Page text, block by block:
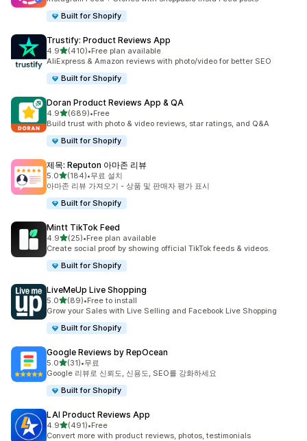
Built for Shopify
Trustify: Product Reviews App
4.9별 5개 중
(410)
총 리뷰 410개
•Free plan available
AliExpress & Amazon reviews with photo/video for better SEO
Built for Shopify
Doran Product Reviews App & QA
4.9별 5개 중
(689)
총 리뷰 689개
•Free
Build trust with photo & video reviews, star ratings, and Q&A
Built for Shopify
제목: Reputon 아마존 리뷰
5.0별 5개 중
(184)
총 리뷰 184개
•무료 설치
아마존 리뷰 가져오기 - 상품 및 판매자 평가 표시
Built for Shopify
Mintt TikTok Feed
4.9별 5개 중
(25)
총 리뷰 25개
•Free plan available
Create social proof by showing official TikTok feeds & videos.
Built for Shopify
LiveMeUp Live Shopping
5.0별 5개 중
(89)
총 리뷰 89개
•Free to install
Grow your Sales with Live Selling and Facebook Live Shopping
Built for Shopify
Google Reviews by RepOcean
5.0별 5개 중
(31)
총 리뷰 31개
•무료
Google 리뷰로 신뢰도, 신용도, SEO를 강화하세요
Built for Shopify
LAI Product Reviews App
4.9별 5개 중
(491)
총 리뷰 491개
•Free
Convert more with product reviews, photos, testimonials